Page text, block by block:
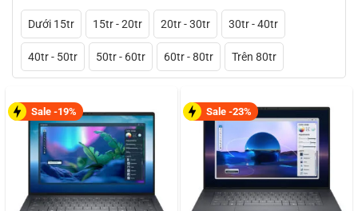
Dưới 15tr 15tr - 20tr 20tr - 30tr 30tr - 40tr
40tr - 50tr 50tr - 60tr 60tr - 80tr Trên 80tr
Sale -19% Sale -23%